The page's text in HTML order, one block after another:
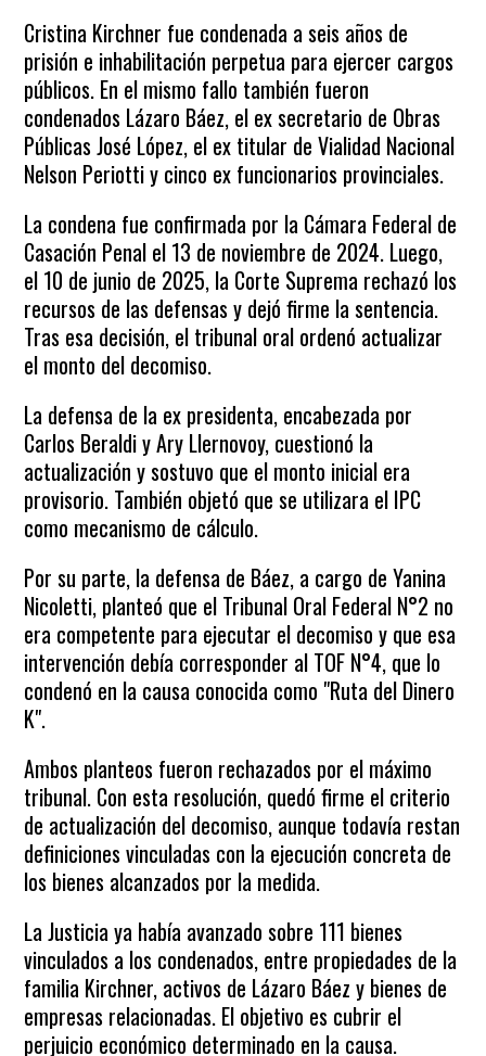
Cristina Kirchner fue condenada a seis años de
prisión e inhabilitación perpetua para ejercer cargos
públicos. En el mismo fallo también fueron
condenados Lázaro Báez, el ex secretario de Obras
Públicas José López, el ex titular de Vialidad Nacional
Nelson Periotti y cinco ex funcionarios provinciales.
La condena fue confirmada por la Cámara Federal de
Casación Penal el 13 de noviembre de 2024. Luego,
el 10 de junio de 2025, la Corte Suprema rechazó los
recursos de las defensas y dejó firme la sentencia.
Tras esa decisión, el tribunal oral ordenó actualizar
el monto del decomiso.
La defensa de la ex presidenta, encabezada por
Carlos Beraldi y Ary Llernovoy, cuestionó la
actualización y sostuvo que el monto inicial era
provisorio. También objetó que se utilizara el IPC
como mecanismo de cálculo.
Por su parte, la defensa de Báez, a cargo de Yanina
Nicoletti, planteó que el Tribunal Oral Federal N°2 no
era competente para ejecutar el decomiso y que esa
intervención debía corresponder al TOF N°4, que lo
condenó en la causa conocida como "Ruta del Dinero
K".
Ambos planteos fueron rechazados por el máximo
tribunal. Con esta resolución, quedó firme el criterio
de actualización del decomiso, aunque todavía restan
definiciones vinculadas con la ejecución concreta de
los bienes alcanzados por la medida.
La Justicia ya había avanzado sobre 111 bienes
vinculados a los condenados, entre propiedades de la
familia Kirchner, activos de Lázaro Báez y bienes de
empresas relacionadas. El objetivo es cubrir el
perjuicio económico determinado en la causa.